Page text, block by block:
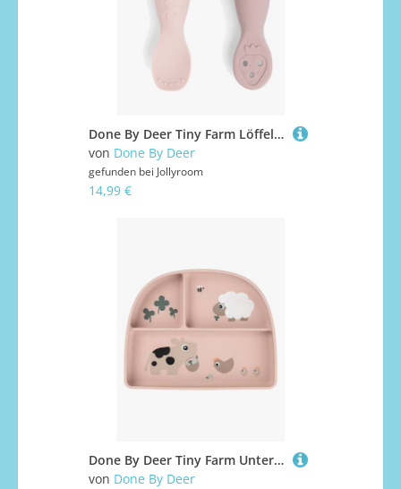
Done By Deer Tiny Farm Löffel 2er-Pack, Powder
von Done By Deer
gefunden bei Jollyroom
14,99 €
Done By Deer Tiny Farm Unterteilter Teller, Powder
von Done By Deer